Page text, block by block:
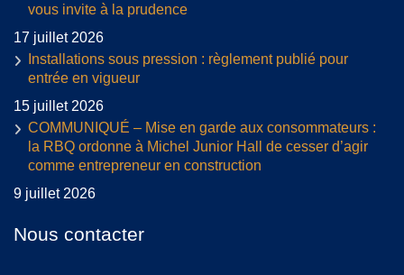
vous invite à la prudence
17 juillet 2026
Installations sous pression : règlement publié pour
entrée en vigueur
15 juillet 2026
COMMUNIQUÉ – Mise en garde aux consommateurs :
la RBQ ordonne à Michel Junior Hall de cesser d’agir
comme entrepreneur en construction
9 juillet 2026
Nous contacter